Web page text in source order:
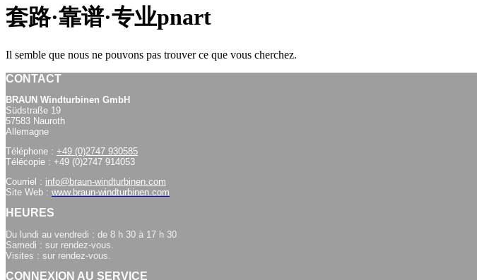
套路·靠谱·专业pnart
Il semble que nous ne pouvons pas trouver ce que vous cherchez.
CONTACT
BRAUN Windturbinen GmbH
Südstraße 19
57583 Nauroth
Allemagne
Téléphone : +49 (0)2747 930585
Télécopie : +49 (0)2747 914053
Courriel : info@braun-windturbinen.com
Site Web : www.braun-windturbinen.com
HEURES
Du lundi au vendredi : de 8 h 30 à 17 h 30
Samedi : sur rendez-vous.
Visites : sur rendez-vous.
CONNEXION AU SERVICE